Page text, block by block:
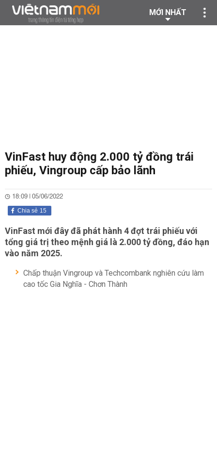
MỚI NHẤT
VinFast huy động 2.000 tỷ đồng trái
phiếu, Vingroup cấp bảo lãnh
18:09 | 05/06/2022
15
Chia sẻ
VinFast mới đây đã phát hành 4 đợt trái phiếu với
tổng giá trị theo mệnh giá là 2.000 tỷ đồng, đáo hạn
vào năm 2025.
Chấp thuận Vingroup và Techcombank nghiên cứu làm
cao tốc Gia Nghĩa - Chơn Thành